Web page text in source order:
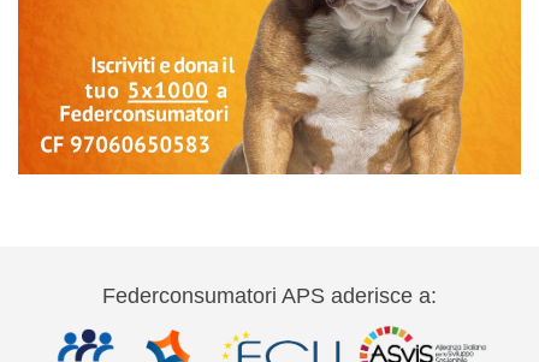
Federconsumatori APS aderisce a: